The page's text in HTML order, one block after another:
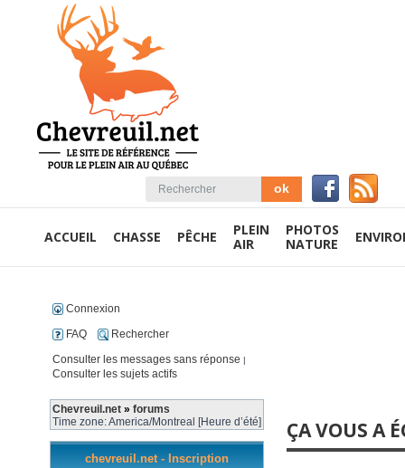
ACCUEIL CHASSE PÊCHE
PLEIN
AIR
PHOTOS
NATURE
Connexion
FAQ
Rechercher
Consulter les messages sans réponse |
Consulter les sujets actifs
Chevreuil.net » forums
Time zone: America/Montreal [Heure d’été]
chevreuil.net - Inscription
ÇA VOUS A